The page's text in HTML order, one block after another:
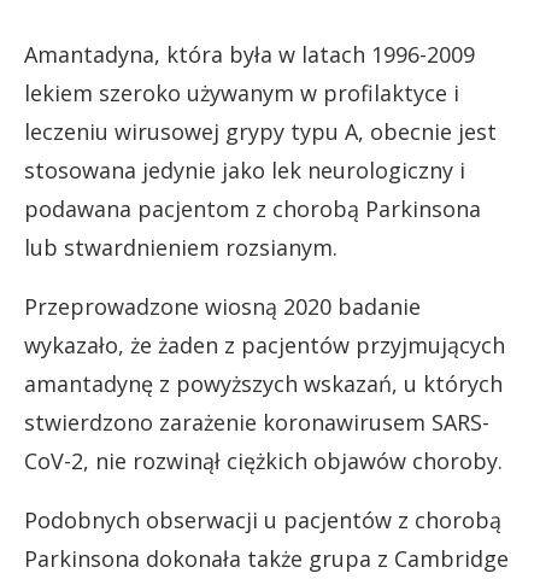
Amantadyna, która była w latach 1996-2009
lekiem szeroko używanym w profilaktyce i
leczeniu wirusowej grypy typu A, obecnie jest
stosowana jedynie jako lek neurologiczny i
podawana pacjentom z chorobą Parkinsona
lub stwardnieniem rozsianym.
Przeprowadzone wiosną 2020 badanie
wykazało, że żaden z pacjentów przyjmujących
amantadynę z powyższych wskazań, u których
stwierdzono zarażenie koronawirusem SARS-
CoV-2, nie rozwinął ciężkich objawów choroby.
Podobnych obserwacji u pacjentów z chorobą
Parkinsona dokonała także grupa z Cambridge